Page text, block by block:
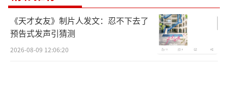
《天才女友》制片人发文：忍不下去了
预告式发声引猜测
2026-08-09 12:06:20